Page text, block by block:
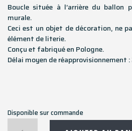
Boucle située à l’arrière du ballon
murale.
Ceci est un objet de décoration, ne
élément de literie.
Conçu et fabriqué en Pologne.
Délai moyen de réapprovisionnement
Disponible sur commande